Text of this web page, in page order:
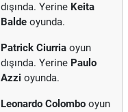
dışında. Yerine Keita
Balde oyunda.
Patrick Ciurria oyun
dışında. Yerine Paulo
Azzi oyunda.
Leonardo Colombo oyun